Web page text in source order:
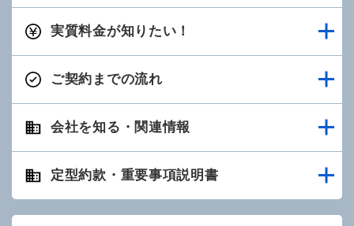
実質料金が知りたい！
ご契約までの流れ
会社を知る・関連情報
定型約款・重要事項説明書